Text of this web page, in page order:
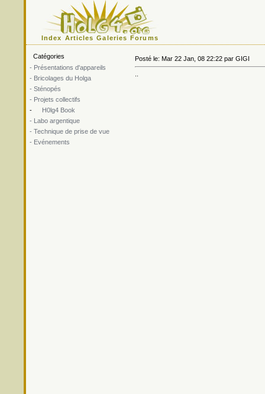
Index Articles Galeries Forums
Catégories
- Présentations d'appareils
- Bricolages du Holga
- Sténopés
- Projets collectifs
-
H0lg4 Book
- Labo argentique
- Technique de prise de vue
- Evénements
Posté le: Mar 22 Jan, 08 22:22 par GIGI